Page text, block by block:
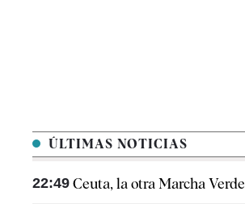
ÚLTIMAS NOTICIAS
22:49 Ceuta, la otra Marcha Verde